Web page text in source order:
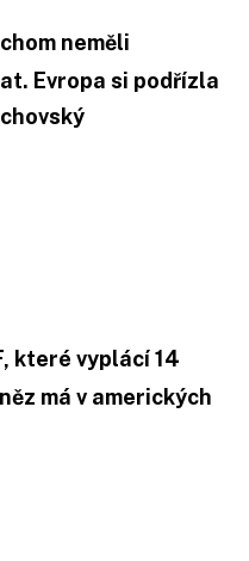
neměli
Evropa si podřízla
které vyplácí 14
má v amerických